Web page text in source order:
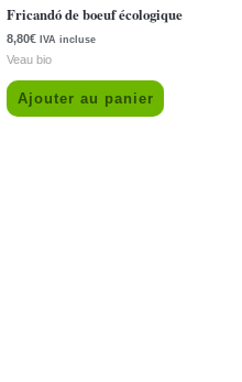
Fricandó de boeuf écologique
8,80€ IVA incluse
Veau bio
Ajouter au panier